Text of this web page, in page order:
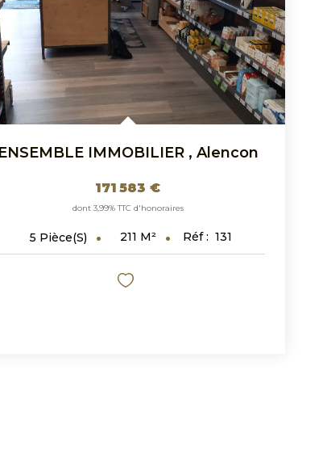
ENSEMBLE IMMOBILIER , Alencon
171 583 €
dont 3,99% TTC d'honoraires
5 Pièce(s) 211 M² Réf : 131